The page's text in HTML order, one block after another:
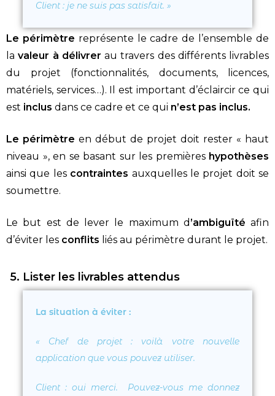
Client : je ne suis pas satisfait. »
Le périmètre représente le cadre de l’ensemble de
lavaleur à délivrer au travers des différents livrables
du projet (fonctionnalités, documents, licences,
matériels, services…). Il est important d’éclaircir ce qui
est inclus dans ce cadre et ce qui n’est pas inclus.
Le périmètre en début de projet doit rester « haut
niveau », en se basant sur les premières hypothèses
ainsi que les contraintes auxquelles le projet doit se
soumettre.
Le but est de lever le maximum d ’ambiguïté afin
d’éviter les conflits liés au périmètre durant le projet.
5. Lister les livrables attendus
La situation à éviter :
« Chef de projet
: voilà votre nouvelle
application que vous pouvez utiliser.
Client : oui merci. Pouvez-vous me donnez